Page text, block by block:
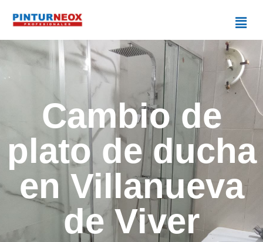
Cambio de
plato de ducha
en Villanueva
de Viver